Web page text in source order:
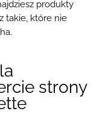
produkty
takie, które nie
strony